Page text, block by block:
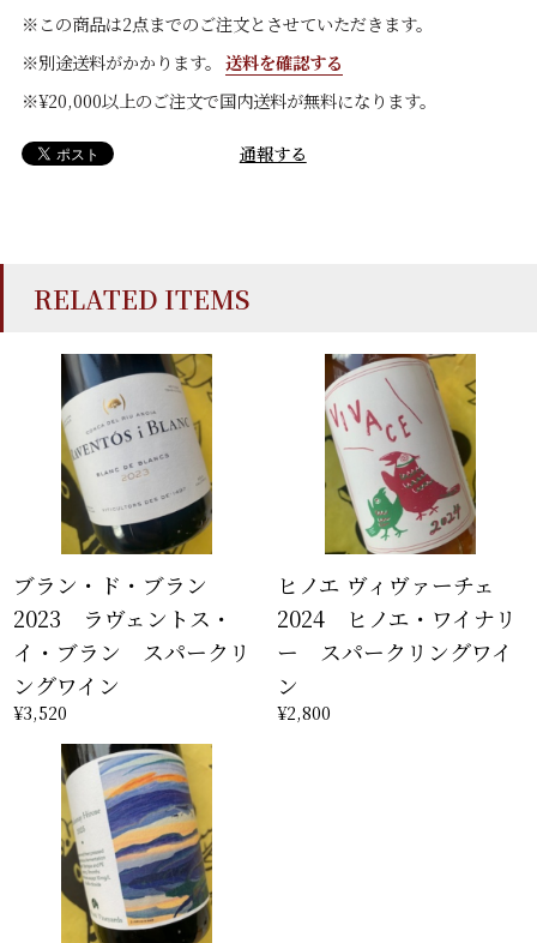
※この商品は2点までのご注文とさせていただきます。
※別途送料がかかります。 送料を確認する
※¥20,000以上のご注文で国内送料が無料になります。
通報する
RELATED ITEMS
ブラン・ド・ブラン
2023 ラヴェントス・
イ・ブラン スパークリ
ングワイン
¥3,520
ヒノエ ヴィヴァーチェ
2024 ヒノエ・ワイナリ
ー スパークリングワイ
ン
¥2,800